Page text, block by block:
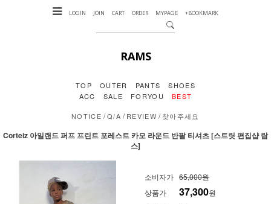
LOGIN JOIN CART ORDER MYPAGE +BOOKMARK
RAMS
TOP OUTER PANTS
SHOES
ACC
SALE FORYOU BEST
NOTICE /Q/A /REVIEW /찾아주세요
Corteiz 아일랜드 퍼프 프린트 포레스트 카모 라운드 반팔 티셔츠 [스트릿 편집샵 람
스]
소비자가 65,000원
상품가
37,300원